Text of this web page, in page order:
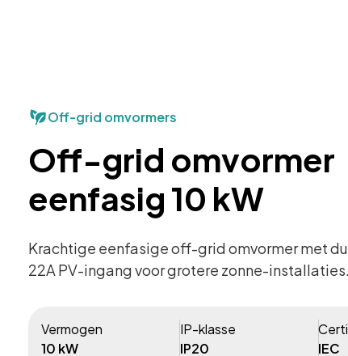
Off-grid omvormers
Off-grid omvormer
eenfasig 10 kW
Krachtige eenfasige off-grid omvormer met
22A PV-ingang voor grotere zonne-installaties.
Vermogen
10 kW
IP-klasse
IP20
IEC